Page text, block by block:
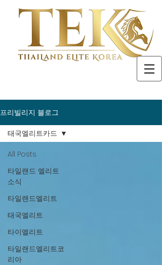
프리빌리지 블로그
All Posts
타일랜드 엘리트
소식
타일랜드엘리트
태국엘리트
타이엘리트
타일랜드엘리트코
리아
태국엘리트카드